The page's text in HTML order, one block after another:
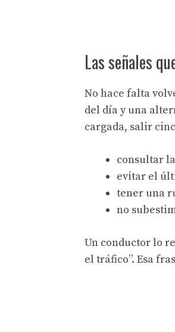
Las señales
No hace falta
del día y una
cargada, salir
consultar
evitar el
tener una
no
Un conductor lo
el tráfico”. Esa